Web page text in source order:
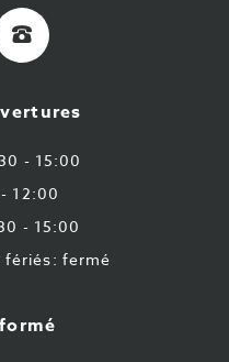
+32
9
43
87- 15:00
12:00
- 15:00
fériés: fermé